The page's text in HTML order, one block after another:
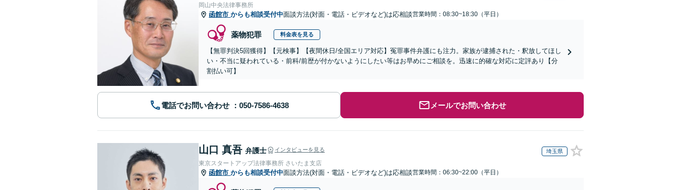
岡山中央法律事務所
函館市 からも相談受付中面談方法(対面・電話・ビデオなど)は応相談営業時間：08:30~18:30（平日）
薬物犯罪 料金表を見る
【無罪判決5回獲得】【元検事】【夜間休日/全国エリア対応】冤罪事件弁護にも注力。家族が逮捕された・釈放してほし
い・不当に疑われている・前科/前歴が付かないようにしたい等はお早めにご相談を。迅速に的確な対応に定評あり【分
割払い可】
電話でお問い合わせ メールでお問い合わせ
山口 真吾 弁護士 インタビューを見る 埼玉県
東京スタートアップ法律事務所 さいたま支店
函館市 からも相談受付中面談方法(対面・電話・ビデオなど)は応相談営業時間：06:30~22:00（平日）